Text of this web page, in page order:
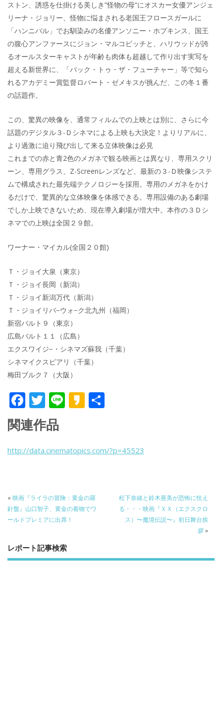
ストン、誘惑を仕掛ける美しき”怪物の母“にオスカー女優アンジェ
リーナ・ジョリー、怪物に悩まされる老国王フロースガールに
「ハンニバル」でお馴染みの名優アンソニー・ホプキンス、国王
の腹心アンファースにジョン・マルコビッチと、ハリウッドが誇
るオールスターキャストが年齢も肉体も超越して作り出す実写を
超える新世界に、「バック・トゥ・ザ・フューチャー」等で知ら
れるアカデミー賞監督ロバート・ゼメキスが挑んだ、この冬１番
の話題作。
この、驚異の映像を、通常フィルムでの上映とは別に、さらに今
話題のデジタル３-Ｄシネマによる上映も大決定！よりリアルに、
より過激に迫り飛び出して来る立体映像は必見
これまでの赤と青2色のメガネで観る映画とは異なり、専用スクリ
ーン、専用グラス、Z-Screenレンズなど、最新の３-Ｄ映像システ
ムで構成された最先端テクノロジーを採用。専用のメガネをかけ
るだけで、驚異的な立体映像を体感できる。専用設備のある劇場
でしか上映できないため、現在導入劇場が増大中。本作の３Ｄシ
ネマでの上映は全国２９館。
ワーナー・マイカル(全国２０館)
Ｔ・ジョイ大泉（東京）
Ｔ・ジョイ長岡（新潟）
Ｔ・ジョイ新潟万代（新潟）
Ｔ・ジョイリバ−ウォ−ク北九州（福岡）
新宿バルト９（東京）
広島バルト１１（広島）
エクスワイジ−・シネマズ蘇我（千葉）
シネマイクスピアリ（千葉）
梅田ブルク７（大阪）
F
ac
e
b
k
T
w
itt
er
Li K
a
関連作品
http://data.cinematopics.com/?p=45523
« 映画『ライラの冒険：黄金の羅
針盤』山口智子、黄金の着物でワ
ールドプレミアに出席！
松下奈緒と鈴木亜美が恐怖に怯え
る・・・映画『ＸＸ（エクスクロ
ス）〜魔境伝説〜』初日舞台挨
拶»
レポート記事検索